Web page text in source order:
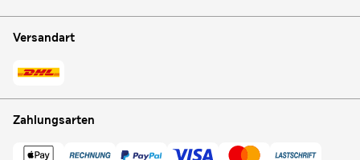
Versandart
Zahlungsarten